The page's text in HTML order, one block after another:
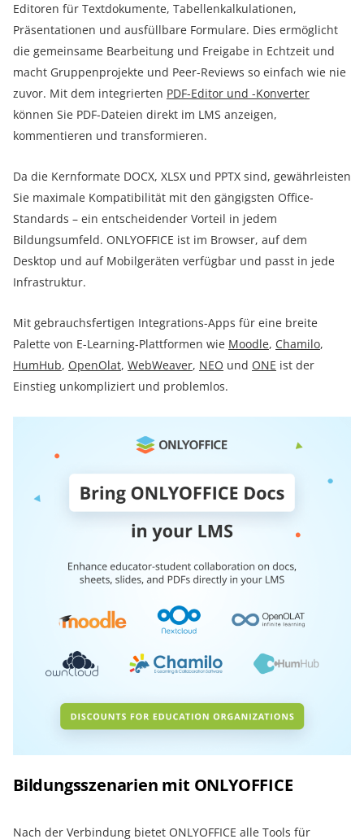
Editoren für Textdokumente, Tabellenkalkulationen,
Präsentationen und ausfüllbare Formulare. Dies ermöglicht
die gemeinsame Bearbeitung und Freigabe in Echtzeit und
macht Gruppenprojekte und Peer-Reviews so einfach wie nie
zuvor. Mit dem integrierten PDF-Editor und -Konverter
können Sie PDF-Dateien direkt im LMS anzeigen,
kommentieren und transformieren.
Da die Kernformate DOCX, XLSX und PPTX sind, gewährleisten
Sie maximale Kompatibilität mit den gängigsten Office-
Standards – ein entscheidender Vorteil in jedem
Bildungsumfeld. ONLYOFFICE ist im Browser, auf dem
Desktop und auf Mobilgeräten verfügbar und passt in jede
Infrastruktur.
Mit gebrauchsfertigen Integrations-Apps für eine breite
Palette von E-Learning-Plattformen wie Moodle, Chamilo,
HumHub, OpenOlat, WebWeaver, NEO und ONE ist der
Einstieg unkompliziert und problemlos.
Bildungsszenarien mit ONLYOFFICE
Nach der Verbindung bietet ONLYOFFICE alle Tools für